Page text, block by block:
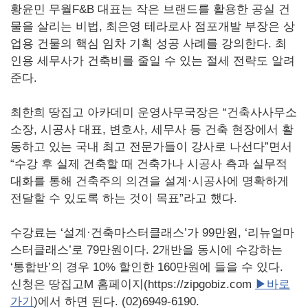
황윤민 무월F&B 대표는 작은 브랜드를 활용한 공실 건
물을 살리는 비법, 최은영 테라로사 점포개발 부장은 상
업용 건물의 핵심 임차 기획 성공 사례를 강의한다. 최
인용 세무사가 건축비를 줄일 수 있는 절세 전략도 알려
준다.
최한희 땅집고 아카데미 운영사무국장은 “건축사사무소
소장, 시공사 대표, 변호사, 세무사 등 건축 현장에서 활
동하고 있는 국내 최고 전문가들이 강사로 나선다”면서
“수강 후 실제 건축할 때 건축가나 시공사 측과 실무적
대화를 통해 건축주의 의견을 설계·시공사에 명확하게
전달할 수 있도록 하는 것이 목표”라고 했다.
수강료는 ‘설계·건축마스터클래스’가 99만원, ‘리뉴얼마
스터클래스’로 79만원이다. 2개반을 동시에 수강하는
‘통합반’의 경우 10% 할인한 160만원에 들을 수 있다.
신청은 땅집고M 홈페이지(https://zipgobiz.com ▶바로
가기)에서 하면 된다. (02)6949-6190.